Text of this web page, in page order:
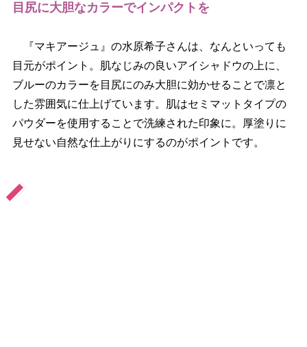
目尻に大胆なカラーでインパクトを
『マキアージュ』の水原希子さんは、なんといっても
目元がポイント。肌なじみの良いアイシャドウの上に、
ブルーのカラーを目尻にのみ大胆に効かせることで凛と
した雰囲気に仕上げています。肌はセミマットタイプの
パウダーを使用することで洗練された印象に。厚塗りに
見せない自然な仕上がりにするのがポイントです。
『
マ
』